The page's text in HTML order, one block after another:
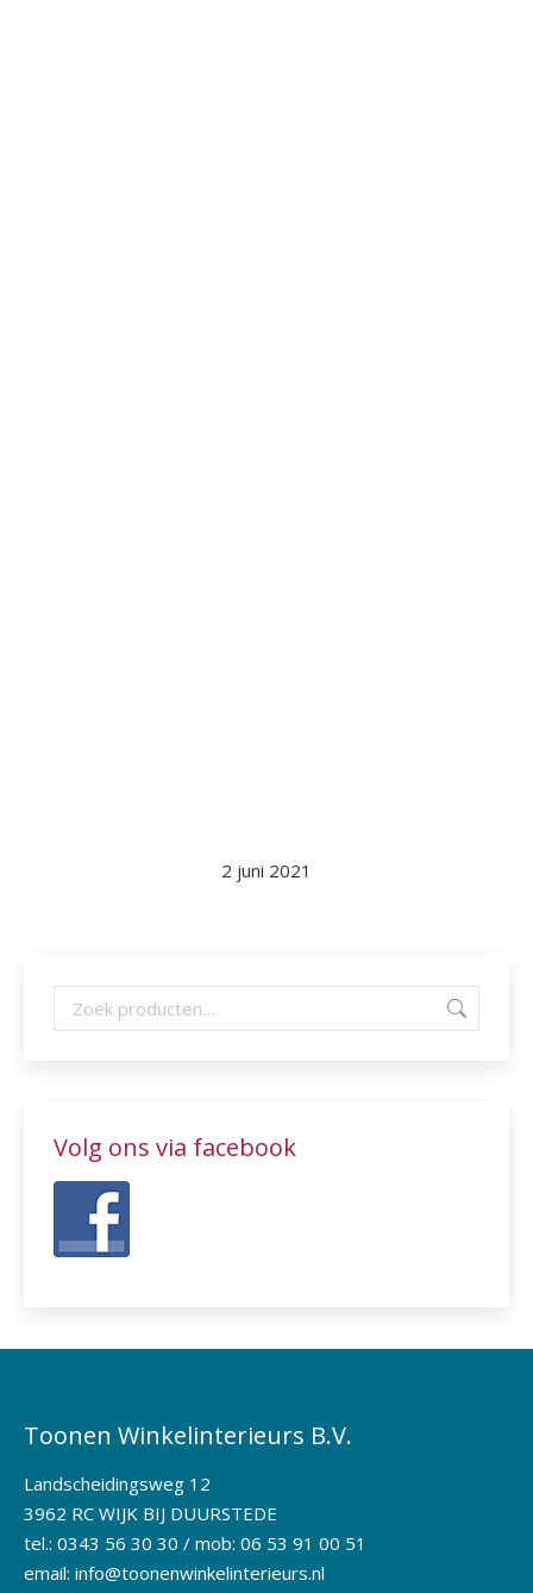
2 juni 2021
Volg ons via facebook
Toonen Winkelinterieurs B.V.
Landscheidingsweg 12
3962 RC WIJK BIJ DUURSTEDE
tel.: 0343 56 30 30 / mob: 06 53 91 00 51
email: info@toonenwinkelinterieurs.nl